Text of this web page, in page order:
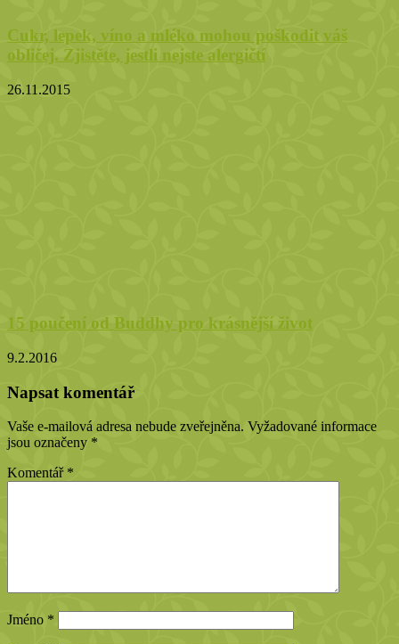
Cukr, lepek, víno a mléko mohou poškodit váš
obličej. Zjistěte, jestli nejste alergičtí
26.11.2015
15 poučení od Buddhy pro krásnější život
9.2.2016
Napsat komentář
Vaše e-mailová adresa nebude zveřejněna. Vyžadované informace
jsou označeny *
Komentář *
Jméno *